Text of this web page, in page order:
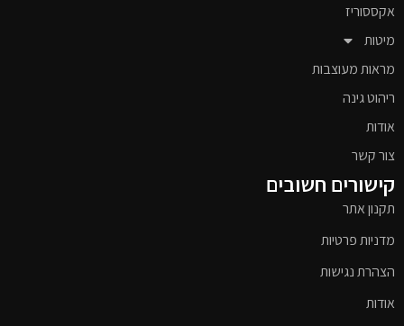
אקססוריז
מיטות
מראות מעוצבות
ריהוט גינה
אודות
צור קשר
קישורים חשובים
תקנון אתר
מדניות פרטיות
הצהרת נגישות
אודות